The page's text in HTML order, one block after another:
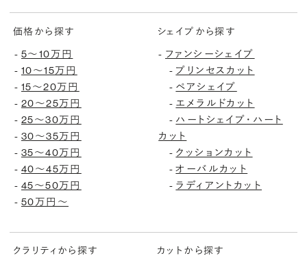
価格から探す
- 5〜10万円
- 10〜15万円
- 15〜20万円
- 20〜25万円
- 25〜30万円
- 30〜35万円
- 35〜40万円
- 40〜45万円
- 45〜50万円
- 50万円〜
シェイプから探す
- ファンシーシェイプ
- プリンセスカット
- ペアシェイプ
- エメラルドカット
- ハートシェイプ・ハート
カット
- クッションカット
-オーバルカット
- ラディアントカット
クラリティから探す カットから探す